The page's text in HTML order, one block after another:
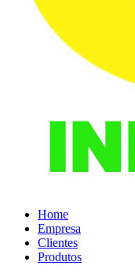
Home
Empresa
Clientes
Produtos